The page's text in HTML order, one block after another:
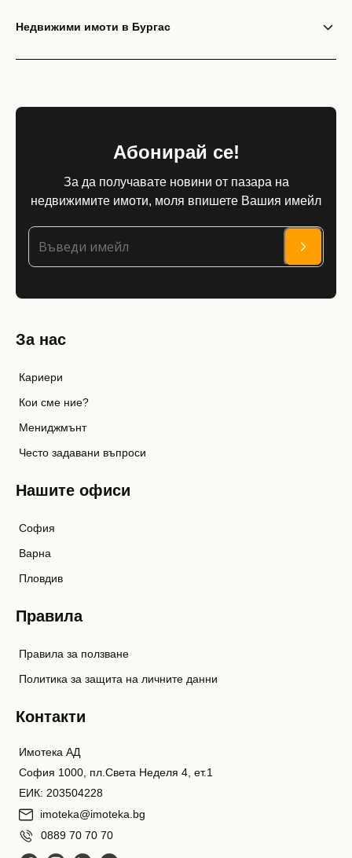
Недвижими имоти в Бургас
Абонирай се!
За да получавате новини от пазара на
недвижимите имоти, моля впишете Вашия имейл
За нас
Кариери
Кои сме ние?
Мениджмънт
Често задавани въпроси
Нашите офиси
София
Варна
Пловдив
Правила
Правила за ползване
Политика за защита на личните данни
Контакти
Имотека АД
София 1000, пл.Света Неделя 4, ет.1
ЕИК: 203504228
imoteka@imoteka.bg
0889 70 70 70